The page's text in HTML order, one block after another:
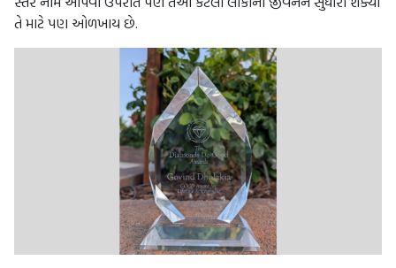
તે માટે પણ ઓળખાય છે.